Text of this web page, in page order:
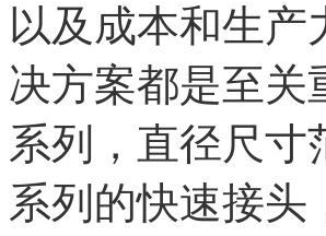
以及成本和生产
决方案都是至关
系列，直径尺寸
系列的快速接头